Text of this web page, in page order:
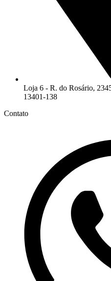
Loja 6 - R. do Rosário,
13401-138
Contato